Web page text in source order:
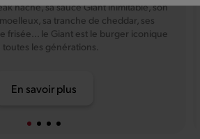
haché, sa sauce Giant inimitable, son
sa tranche de cheddar, ses
frisée... le Giant est le burger iconique
toutes les générations.
En savoir plus